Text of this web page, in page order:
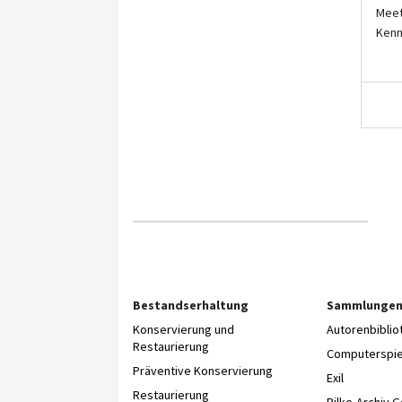
Bestandserhaltung
Konservierung und
Restaurierung
Präventive Konservierung
Restaurierung
Sammlungen
Exil